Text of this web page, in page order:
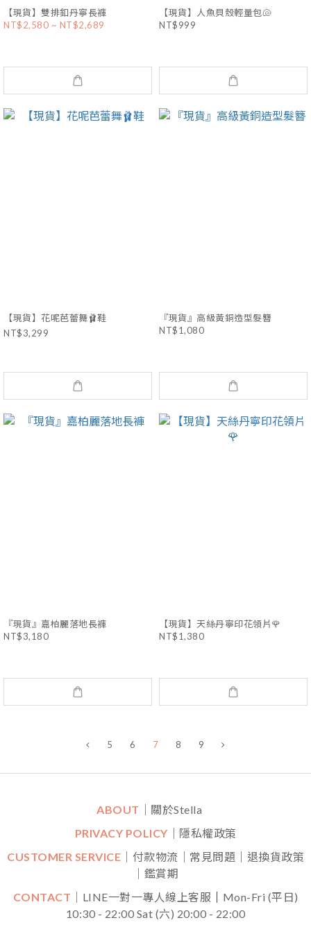
【現貨】雙排釦丹寧長褲
NT$2,580 ~ NT$2,689
【現貨】人魚貝殼輕量包🐚
NT$999
【現貨】花呢芭蕾舞🩰鞋
NT$3,299
『現貨』高級黃銅造型髮簪
NT$1,080
『現貨』嘉柏麗落地長褲
NT$3,180
【現貨】天絲丹寧印花領片🌹
NT$1,380
5 6 7 8 9
ABOUT ｜關於Stella
PRIVACY POLICY ｜隱私權政策
CUSTOMER SERVICE ｜付款物流｜常見問題｜退換貨政策
｜鑑賞期
CONTACT ｜LINE一對一專人線上客服
Mon-Fri (平日)
10:30 - 22:00 Sat (六) 20:00 - 22:00